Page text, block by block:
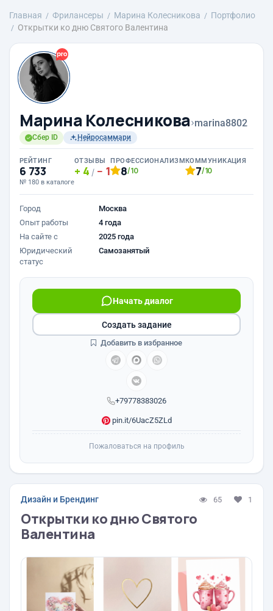
Главная Фрилансеры Марина Колесникова
Портфолио
Открытки ко дню Святого Валентина
Марина Колесникова›marina8802
Сбер ID Нейросаммари
РЕЙТИНГ
6 733
№ 180 в каталоге
ОТЗЫВЫ
4 / 1
ПРОФЕССИОНАЛИЗМ
8/10
КОММУНИКАЦИЯ
7/10
Город
Москва
Опыт работы
4 года
На сайте с
2025 года
Юридический
статус
Самозанятый
+79778383026
Начать диалог
pin.it/6UacZ5ZLd
Создать задание
Добавить в избранное
Пожаловаться на профиль
Дизайн и Брендинг 65 1
Открытки ко дню Святого
Валентина